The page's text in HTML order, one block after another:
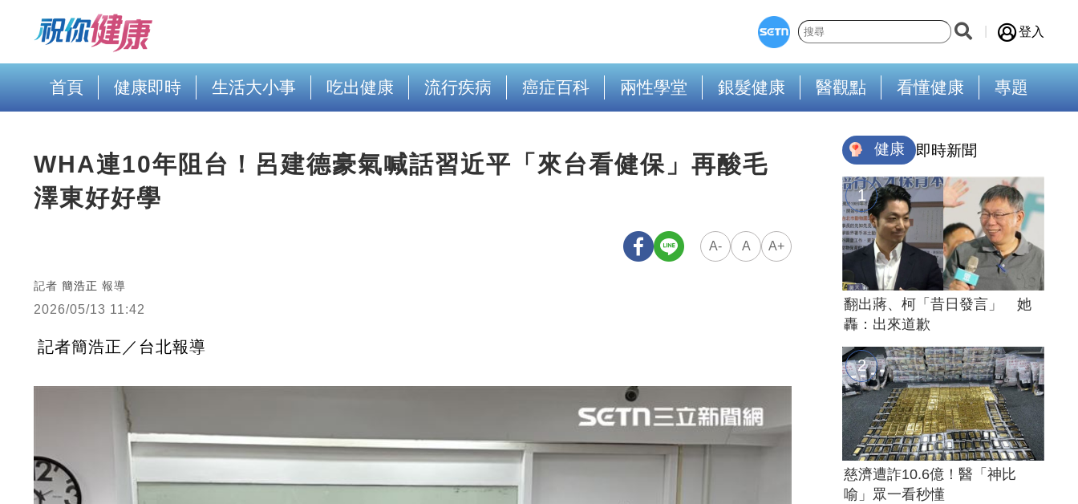
登入
首頁 健康即時 生活大小事 吃出健康 流行疾病 癌症百科 兩性學堂 銀髮健康 醫觀點 看懂健康 專題
WHA連10年阻台！呂建德豪氣喊話習近平「來台看健保」再酸毛
澤東好好學
A- A A+
記者 簡浩正 報導
2026/05/13 11:42
記者簡浩正／台北報導
健康 即時新聞
翻出蔣、柯「昔日發言」 她
轟：出來道歉
慈濟遭詐10.6億！醫「神比
喻」眾一看秒懂